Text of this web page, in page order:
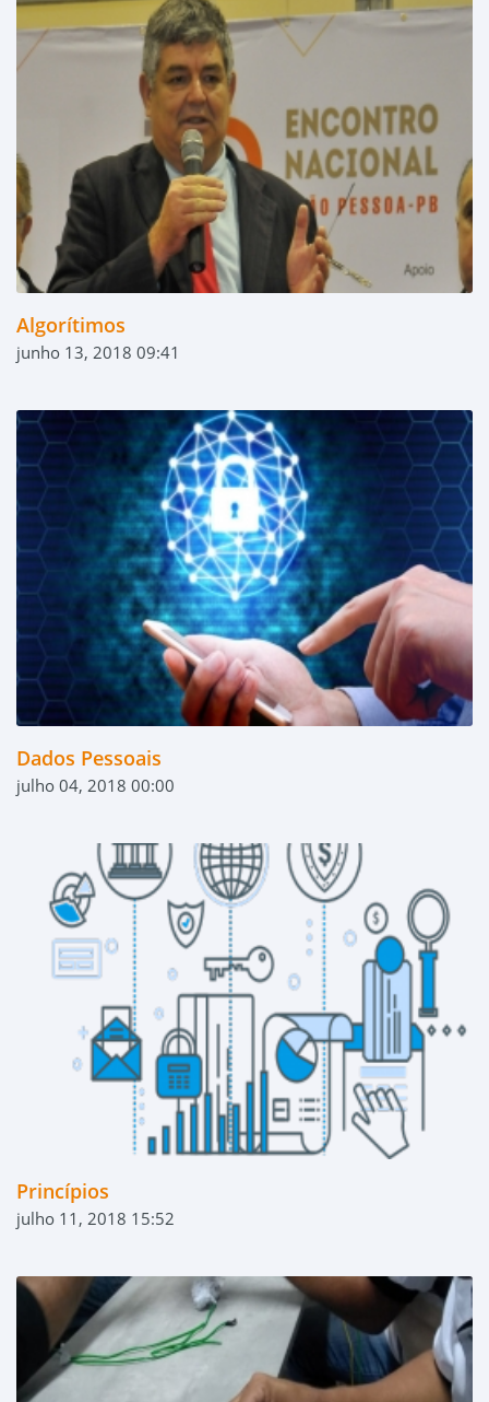
Algorítimos
junho 13, 2018 09:41
Dados Pessoais
julho 04, 2018 00:00
Princípios
julho 11, 2018 15:52